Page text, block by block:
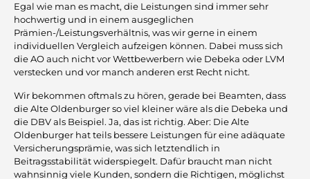
Egal wie man es macht, die Leistungen sind immer sehr
hochwertig und in einem ausgeglichen
Prämien-/Leistungsverhältnis, was wir gerne in einem
individuellen Vergleich aufzeigen können. Dabei muss sich
die AO auch nicht vor Wettbewerbern wie Debeka oder LVM
verstecken und vor manch anderen erst Recht nicht.
Wir bekommen oftmals zu hören, gerade bei Beamten, dass
die Alte Oldenburger so viel kleiner wäre als die Debeka und
die DBV als Beispiel. Ja, das ist richtig. Aber: Die Alte
Oldenburger hat teils bessere Leistungen für eine adäquate
Versicherungsprämie, was sich letztendlich in
Beitragsstabilität widerspiegelt. Dafür braucht man nicht
wahnsinnig viele Kunden, sondern die Richtigen, möglichst